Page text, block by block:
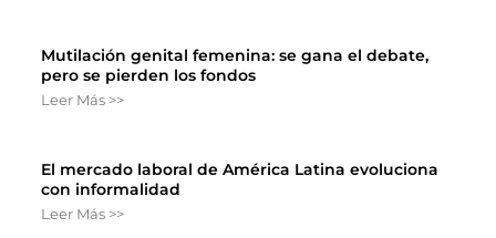
Mutilación genital femenina: se gana el debate,
pero se pierden los fondos
Leer Más >>
El mercado laboral de América Latina evoluciona
con informalidad
Leer Más >>